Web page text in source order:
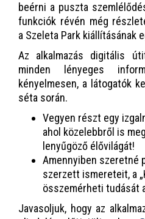
beérni a puszta
funkciók révén még
a Szeleta Park kiállításának
Az alkalmazás digitális
minden lényeges
kényelmesen, a látogatók
séta során.
Vegyen részt egy
ahol közelebbről is
lenyűgöző élővilágát!
Amennyiben szeretné
szerzett ismereteit, a
összemérheti tudását
Javasoljuk, hogy az